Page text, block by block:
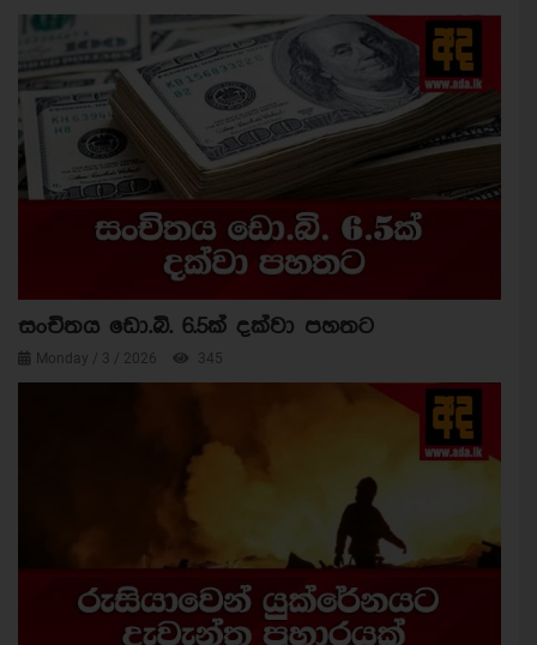
සංචිතය ඩො.බි. 6.5ක් දක්වා පහතට
Monday / 3 / 2026 345